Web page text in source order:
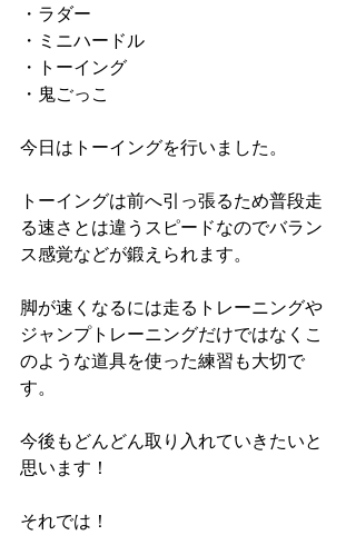
・ラダー
・ミニハードル
・トーイング
・鬼ごっこ
今日はトーイングを行いました。
トーイングは前へ引っ張るため普段走
る速さとは違うスピードなのでバラン
ス感覚などが鍛えられます。
脚が速くなるには走るトレーニングや
ジャンプトレーニングだけではなくこ
のような道具を使った練習も大切で
す。
今後もどんどん取り入れていきたいと
思います！
それでは！